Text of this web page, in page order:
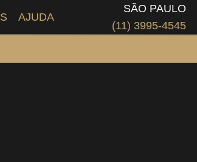
SÃO PAULO
(11) 3995-4545
AJUDA